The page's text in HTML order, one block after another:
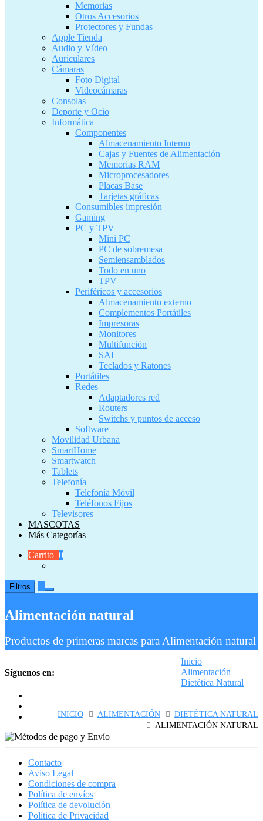
Memorias
Otros Accesorios
Protectores y Fundas
Apple Tienda
Audio y Vídeo
Auriculares
Cámaras
Foto Digital
Videocámaras
Consolas
Deporte y Ocio
Informática
Componentes
Almacenamiento Interno
Cajas y Fuentes de Alimentación
Memorias RAM
Microprocesadores
Placas Base
Tarjetas gráficas
Consumibles impresión
Gaming
PC y TPV
Mini PC
PC de sobremesa
Semiensamblados
Todo en uno
TPV
Periféricos y accesorios
Almacenamiento externo
Complementos Portátiles
Impresoras
Monitores
Multifunción
SAI
Teclados y Ratones
Portátiles
Redes
Adaptadores red
Routers
Switchs y puntos de acceso
Software
Movilidad Urbana
SmartHome
Smartwatch
Tablets
Telefonía
Telefonía Móvil
Teléfonos Fijos
Televisores
MASCOTAS
Más Categorías
Carrito 0
Filtros
Alimentación natural
Productos de primeras marcas para Alimentación natural
Inicio
Alimentación
Dietética Natural
INICIO ALIMENTACIÓN
DIETÉTICA NATURAL
ALIMENTACIÓN NATURAL
Síguenos en:
Contacto
Aviso Legal
Condiciones de compra
Política de envíos
Política de devolución
Política de Privacidad